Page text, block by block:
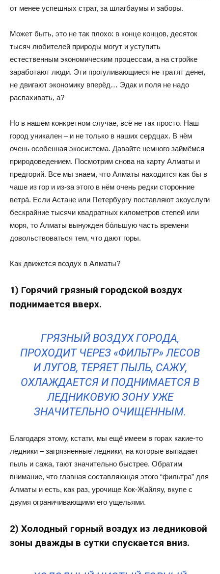
от менее успешных страт, за шлагбаумы и заборы.
Может быть, это не так плохо: в конце концов, десяток
тысяч любителей природы могут и уступить
естественным экономическим процессам, а на стройке
заработают люди. Эти прогуливающиеся не тратят денег,
не двигают экономику вперёд… Эдак и поля не надо
распахивать, а?
Но в нашем конкретном случае, всё не так просто. Наш
город уникален – и не только в наших сердцах. В нём
очень особенная экосистема. Давайте немного займёмся
природоведением. Посмотрим снова на карту Алматы и
предгорий. Все мы знаем, что Алматы находится как бы в
чаше из гор и из-за этого в нём очень редки сторонние
ветра́. Если Астане или Петербургу поставляют экоуслуги
бескрайние тысячи квадратных километров степей или
моря, то Алматы вынужден бо́льшую часть времени
довольствоваться тем, что дают горы.
Как движется воздух в Алматы?
1) Горячий грязный городской воздух
поднимается вверх.
ГРЯЗНЫЙ ВОЗДУХ ГОРОДА,
ПРОХОДИТ ЧЕРЕЗ «ФИЛЬТР» ЛЕСОВ
И ЛУГОВ, ТЕРЯЕТ ПЫЛЬ, САЖУ,
ОХЛАЖДАЕТСЯ И ПОДНИМАЕТСЯ В
ЛЕДНИКОВУЮ ЗОНУ УЖЕ
ЗНАЧИТЕЛЬНО ОЧИЩЕННЫМ.
Благодаря этому, кстати, мы ещё имеем в горах какие-то
ледники – загрязненные ледники, на которые выпадает
пыль и сажа, тают значительно быстрее. Обратим
внимание, что главная составляющая этого “фильтра” для
Алматы и есть, как раз, урочище Кок-Жайляу, вкупе с
двумя ограничивающими его ущельями.
2) Холодный горный воздух из ледниковой
зоны дважды в сутки спускается вниз.